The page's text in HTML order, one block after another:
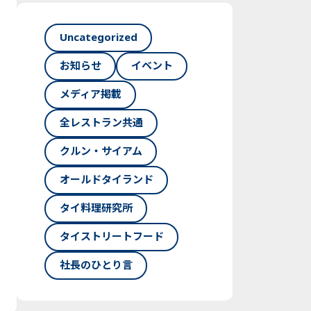
Uncategorized
お知らせ
イベント
メディア掲載
全レストラン共通
クルン・サイアム
オールドタイランド
タイ料理研究所
タイストリートフード
社長のひとり言